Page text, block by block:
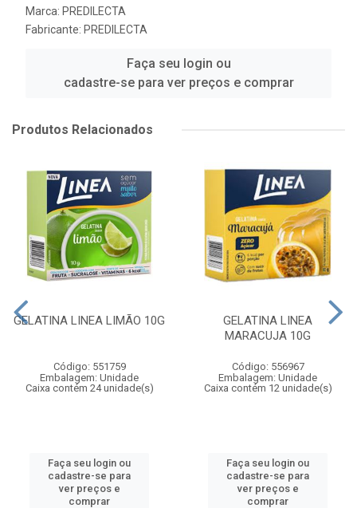
Marca: PREDILECTA
Fabricante: PREDILECTA
Faça seu login ou
cadastre-se para ver preços e comprar
Produtos Relacionados
GELATINA LINEA LIMÃO 10G
Código: 551759
Embalagem: Unidade
Caixa contém 24 unidade(s)
Faça seu login ou
cadastre-se para
ver preços e
comprar
GELATINA LINEA
MARACUJA 10G
Código: 556967
Embalagem: Unidade
Caixa contém 12 unidade(s)
Faça seu login ou
cadastre-se para
ver preços e
comprar